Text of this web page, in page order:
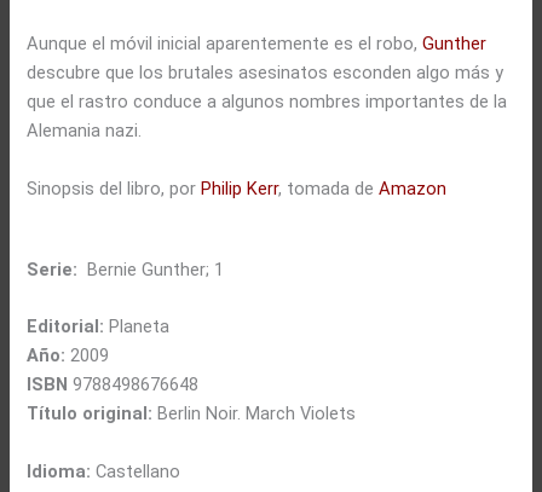
Aunque el móvil inicial aparentemente es el robo,Gunther
descubre que los brutales asesinatos esconden algo más y
que el rastro conduce a algunos nombres importantes de la
Alemania nazi.
Sinopsis del libro, porPhilip Kerr, tomada deAmazon
Serie: Bernie Gunther; 1
Editorial: Planeta
Año: 2009
ISBN 9788498676648
Título original: Berlin Noir. March Violets
Idioma: Castellano